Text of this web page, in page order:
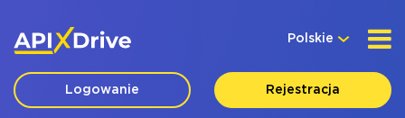
Polskie
Logowanie Rejestracja